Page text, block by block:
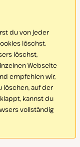
du von jeder
löschst.
löschst,
Webseite
empfehlen wir,
löschen, auf der
kannst du
vollständig